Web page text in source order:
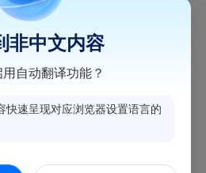
非中文内容
用自动翻译功能？
快速呈现对应浏览器设置语言的